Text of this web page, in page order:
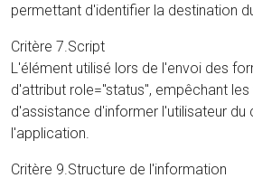
permettant d'identifier la destination
Critère 7.Script
L'élément utilisé lors de l'envoi des
d'attribut role="status", empêchant
d'assistance d'informer l'utilisateur
l'application.
Critère 9.Structure de l'information